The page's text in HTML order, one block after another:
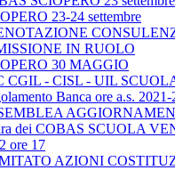
23-24 settembre
IN RUOLO
30 MAGGIO
CGIL - CISL - UIL
Banca ore a.s. 2021-
dei COBAS SCUOLA
ore 17
AZIONI